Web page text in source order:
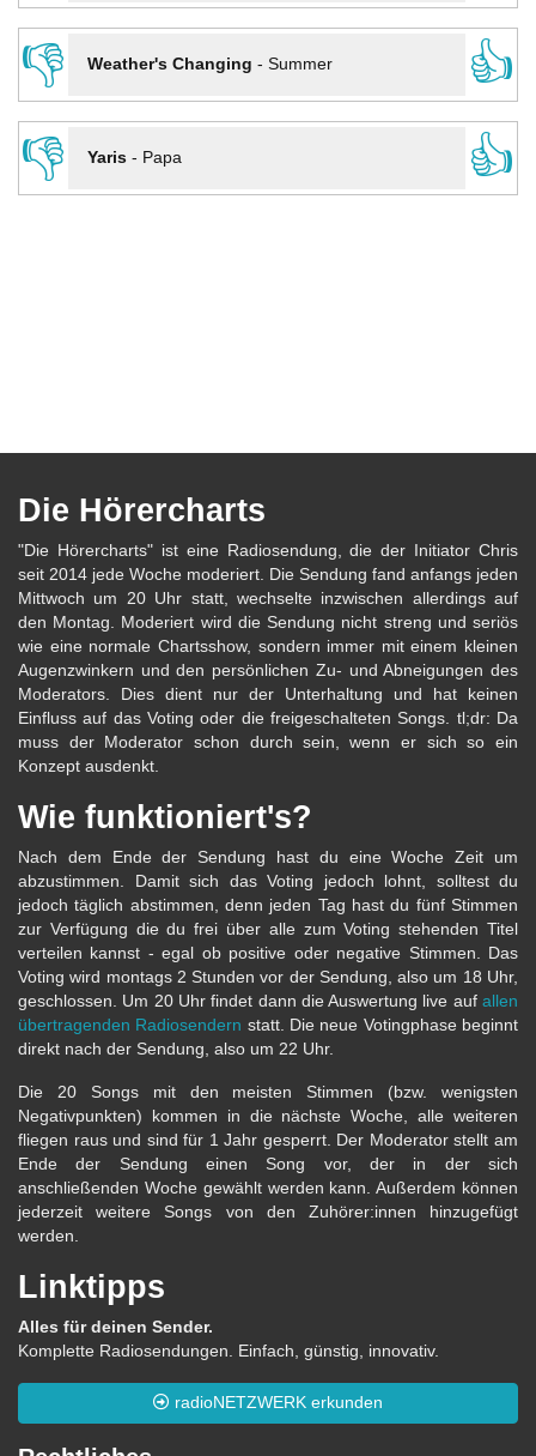
👎
Weather's Changing - Summer
👍
👎
Yaris- Papa 👍
Die Hörercharts
"Die Hörercharts" ist eine Radiosendung, die der Initiator Chris
seit 2014 jede Woche moderiert. Die Sendung fand anfangs jeden
Mittwoch um 20 Uhr statt, wechselte inzwischen allerdings auf
den Montag. Moderiert wird die Sendung nicht streng und seriös
wie eine normale Chartsshow, sondern immer mit einem kleinen
Augenzwinkern und den persönlichen Zu- und Abneigungen des
Moderators. Dies dient nur der Unterhaltung und hat keinen
Einfluss auf das Voting oder die freigeschalteten Songs. tl;dr: Da
muss der Moderator schon durch sein, wenn er sich so ein
Konzept ausdenkt.
Wie funktioniert's?
Nach dem Ende der Sendung hast du eine Woche Zeit um
abzustimmen. Damit sich das Voting jedoch lohnt, solltest du
jedoch täglich abstimmen, denn jeden Tag hast du fünf Stimmen
zur Verfügung die du frei über alle zum Voting stehenden Titel
verteilen kannst - egal ob positive oder negative Stimmen. Das
Voting wird montags 2 Stunden vor der Sendung, also um 18 Uhr,
geschlossen. Um 20 Uhr findet dann die Auswertung live auf allen
übertragenden Radiosendern statt. Die neue Votingphase beginnt
direkt nach der Sendung, also um 22 Uhr.
Die 20 Songs mit den meisten Stimmen (bzw. wenigsten
Negativpunkten) kommen in die nächste Woche, alle weiteren
fliegen raus und sind für 1 Jahr gesperrt. Der Moderator stellt am
Ende der Sendung einen Song vor, der in der sich
anschließenden Woche gewählt werden kann. Außerdem können
jederzeit weitere Songs von den Zuhörer:innen hinzugefügt
werden.
Linktipps
Alles für deinen Sender.
Komplette Radiosendungen. Einfach, günstig, innovativ.
radioNETZWERK erkunden